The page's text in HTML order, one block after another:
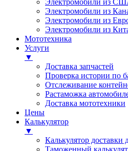
Электромобили из
Электромобили из
Электромобили из
Электромобили из
Мототехника
Услуги
▼
Доставка запчастей
Проверка истории по
Отслеживание
Растаможка
Доставка мототехники
Цены
Калькулятор
▼
Калькулятор доставки
Таможенный